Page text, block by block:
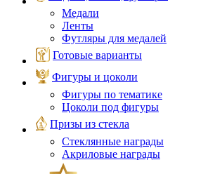
Медали
Ленты
Футляры для медалей
Готовые варианты
Фигуры и цоколи
Фигуры по тематике
Цоколи под фигуры
Призы из стекла
Стеклянные награды
Акриловые награды